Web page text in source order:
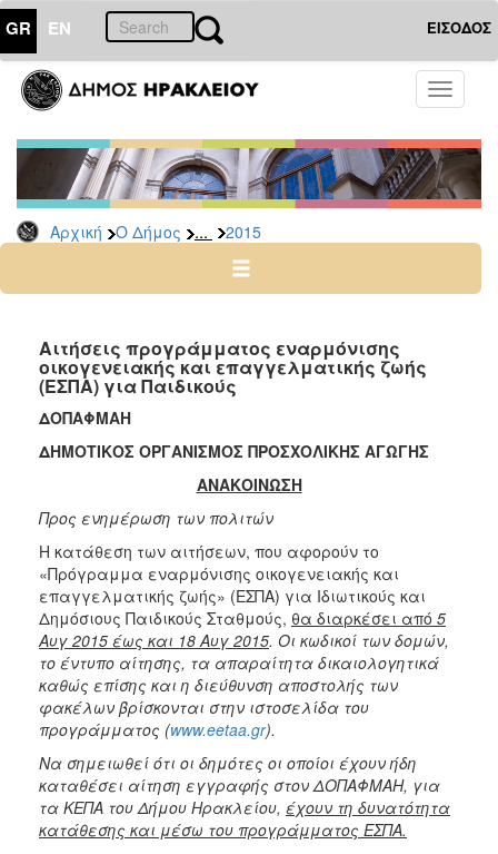
GR EN ΕΙΣΟΔΟΣ
Toggle
Αρχική Ο Δήμος ... 2015
ΔΗΜΟΣ
Δελτία
Τύπου
Αρχείο
2026
2024
2022
2021
2017
2016
2015
2013
2012
2011
2010
2006
Αιτήσεις προγράμματος εναρμόνισης
οικογενειακής και επαγγελματικής ζωής
(ΕΣΠΑ) για Παιδικούς
ΔΟΠΑΦΜΑΗ
ΔΗΜΟΤΙΚΟΣ ΟΡΓΑΝΙΣΜΟΣ ΠΡΟΣΧΟΛΙΚΗΣ ΑΓΩΓΗΣ
ΑΝΑΚΟΙΝΩΣΗ
Προς ενημέρωση των πολιτών
Η κατάθεση των αιτήσεων, που αφορούν το
«Πρόγραμμα εναρμόνισης οικογενειακής και
επαγγελματικής ζωής» (ΕΣΠΑ) για Ιδιωτικούς και
Δημόσιους Παιδικούς Σταθμούς, θα διαρκέσει από 5
Αυγ 2015 έως και 18 Αυγ 2015. Οι κωδικοί των δομών,
το έντυπο αίτησης, τα απαραίτητα δικαιολογητικά
καθώς επίσης και η διεύθυνση αποστολής των
φακέλων βρίσκονται στην ιστοσελίδα του
προγράμματος (www.eetaa.gr).
Να σημειωθεί ότι οι δημότες οι οποίοι έχουν ήδη
καταθέσει αίτηση εγγραφής στον ΔΟΠΑΦΜΑΗ, για
τα ΚΕΠΑ του Δήμου Ηρακλείου, έχουν τη δυνατότητα
κατάθεσης και μέσω του προγράμματος ΕΣΠΑ.